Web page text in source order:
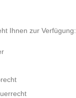
Ihnen zur Verfügung: